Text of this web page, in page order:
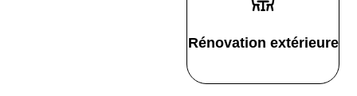
Rénovation extérieure